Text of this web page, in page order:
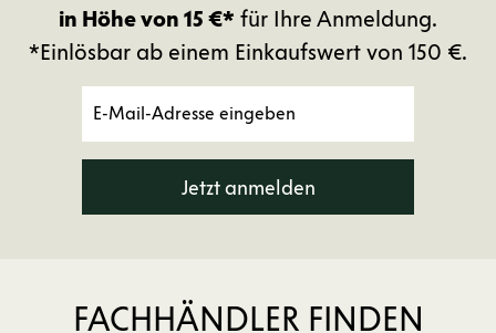
in Höhe von 15 €* für Ihre Anmeldung.
*Einlösbar ab einem Einkaufswert von 150 €.
Jetzt anmelden
FACHHÄNDLER FINDEN